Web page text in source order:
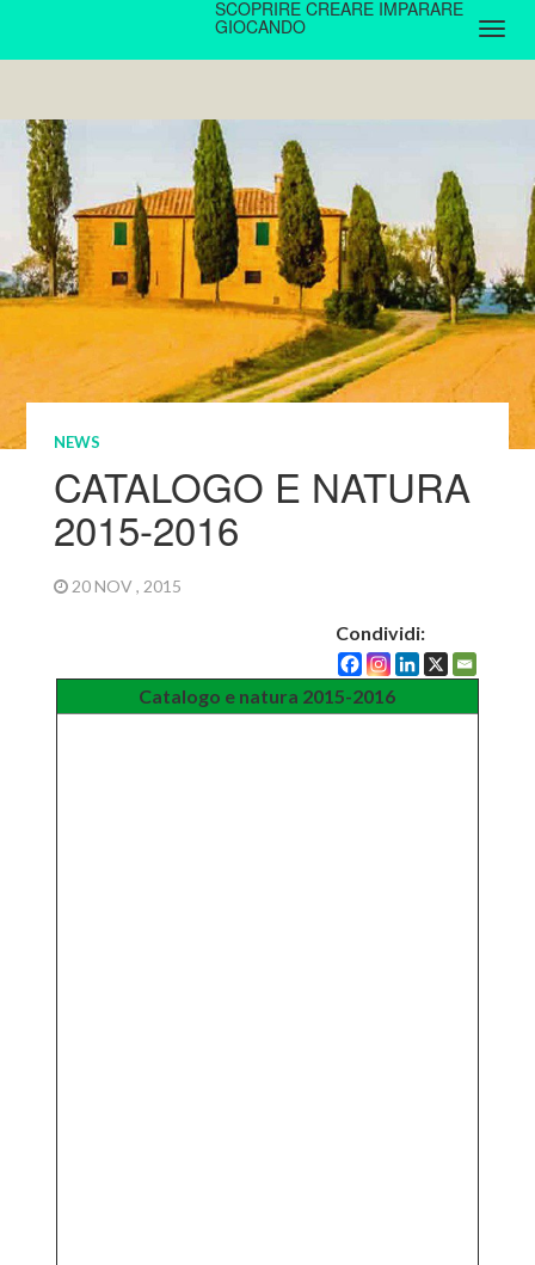
SCOPRIRE CREARE IMPARARE
GIOCANDO
NEWS
CATALOGO E NATURA
2015-2016
20 NOV , 2015
Condividi:
Catalogo e natura 2015-2016